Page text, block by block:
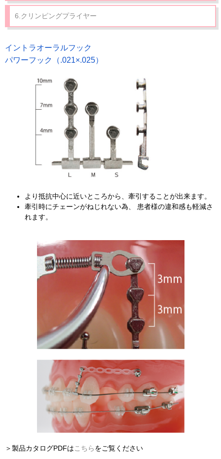
6.クリンピングプライヤー
イントラオーラルフック
パワーフック（.021×.025）
より抵抗中心に近いところから、牽引することが出来ます。
牽引時にチェーンがねじれない為、 患者様の違和感も軽減さ
れます。
＞製品カタログPDFはこちらをご覧ください